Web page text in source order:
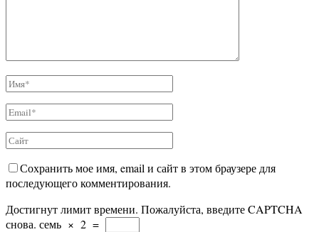
Сохранить мое имя, email и сайт в этом браузере для
последующего комментирования.
Достигнут лимит времени. Пожалуйста, введите CAPTCHA
снова. семь × 2 =